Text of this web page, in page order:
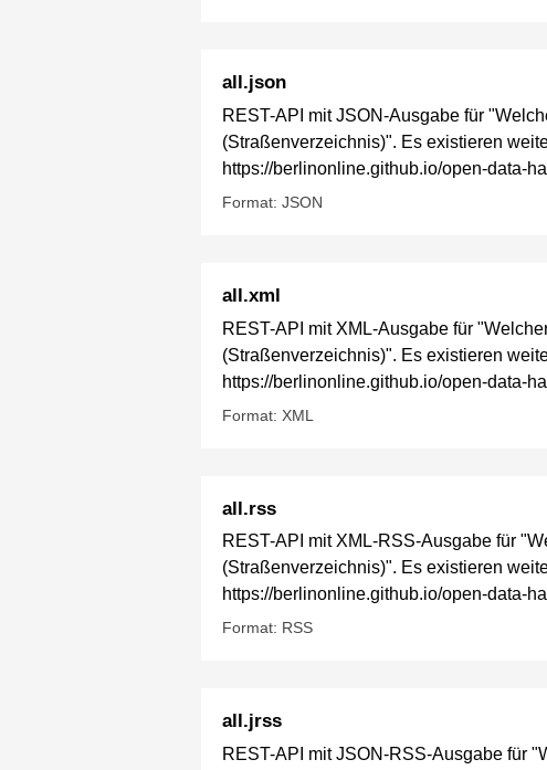
all.json
REST-API mit JSON-Ausgabe für
(Straßenverzeichnis)". Es existieren
https://berlinonline.github.io/open-data-
Format: JSON
all.xml
REST-API mit XML-Ausgabe für
(Straßenverzeichnis)". Es existieren
https://berlinonline.github.io/open-data-
Format: XML
all.rss
REST-API mit XML-RSS-Ausgabe für
(Straßenverzeichnis)". Es existieren
https://berlinonline.github.io/open-data-
Format: RSS
all.jrss
REST-API mit JSON-RSS-Ausgabe für